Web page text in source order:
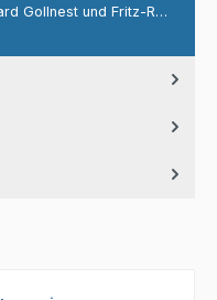
Gollnest und Fritz-R…